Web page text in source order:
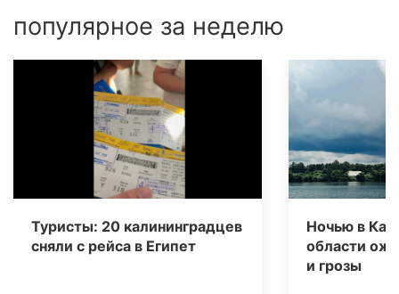
популярное за неделю
Туристы: 20 калининградцев
сняли с рейса в Египет
Ночью в
области
и грозы